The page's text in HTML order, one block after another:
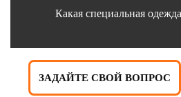
Какая специальная
ЗАДАЙТЕ СВОЙ ВОПРОС